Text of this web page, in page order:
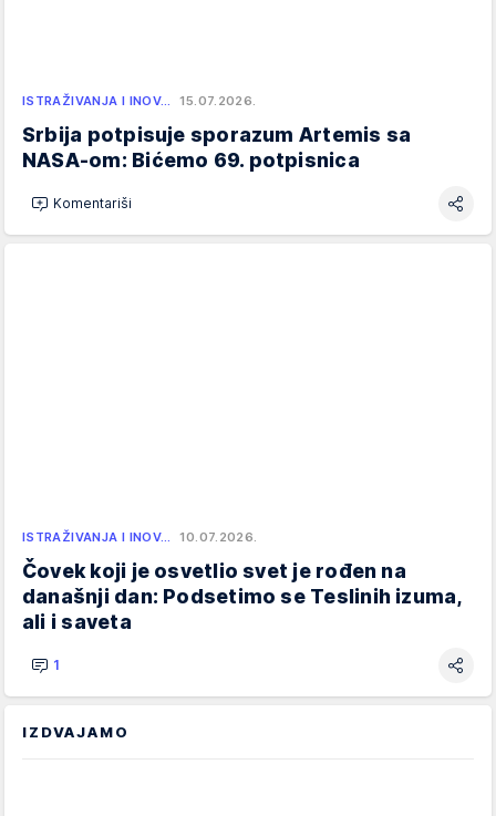
ISTRAŽIVANJA I INOV… 15.07.2026.
Srbija potpisuje sporazum Artemis sa
NASA-om: Bićemo 69. potpisnica
Komentariši
ISTRAŽIVANJA I INOV… 10.07.2026.
Čovek koji je osvetlio svet je rođen na
današnji dan: Podsetimo se Teslinih izuma,
ali i saveta
1
IZDVAJAMO